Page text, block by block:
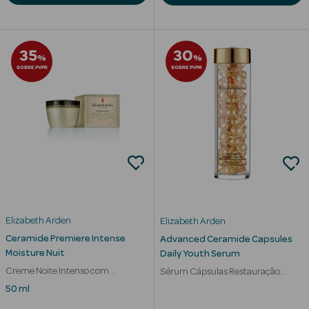
Ver Tudo
35%
SOBRE PVPR
Elizabeth Arden
Ceramide Premiere Intense
Moisture Nuit
Creme Noite Intenso com
Ceramidas Relipidantes
50 ml
30%
SOBRE PVPR
Elizabeth Arden
Advanced Ceramide Capsules
Daily Youth Serum
Sérum Cápsulas Restauração